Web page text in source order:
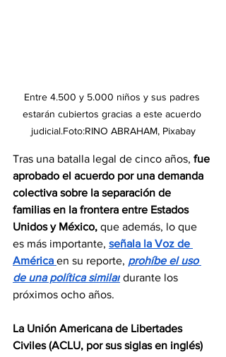
Entre 4.500 y 5.000 niños y sus padres
estarán cubiertos gracias a este acuerdo
judicial.Foto:RINO ABRAHAM, Pixabay
Tras una batalla legal de cinco años, fue
aprobado el acuerdo por una demanda
colectiva sobre la separación de
familias en la frontera entre Estados
Unidos y México, que además, lo que
es más importante, señala la Voz de
América en su reporte, prohíbe el uso
de una política similar durante los
próximos ocho años.
La Unión Americana de Libertades
Civiles (ACLU, por sus siglas en inglés)